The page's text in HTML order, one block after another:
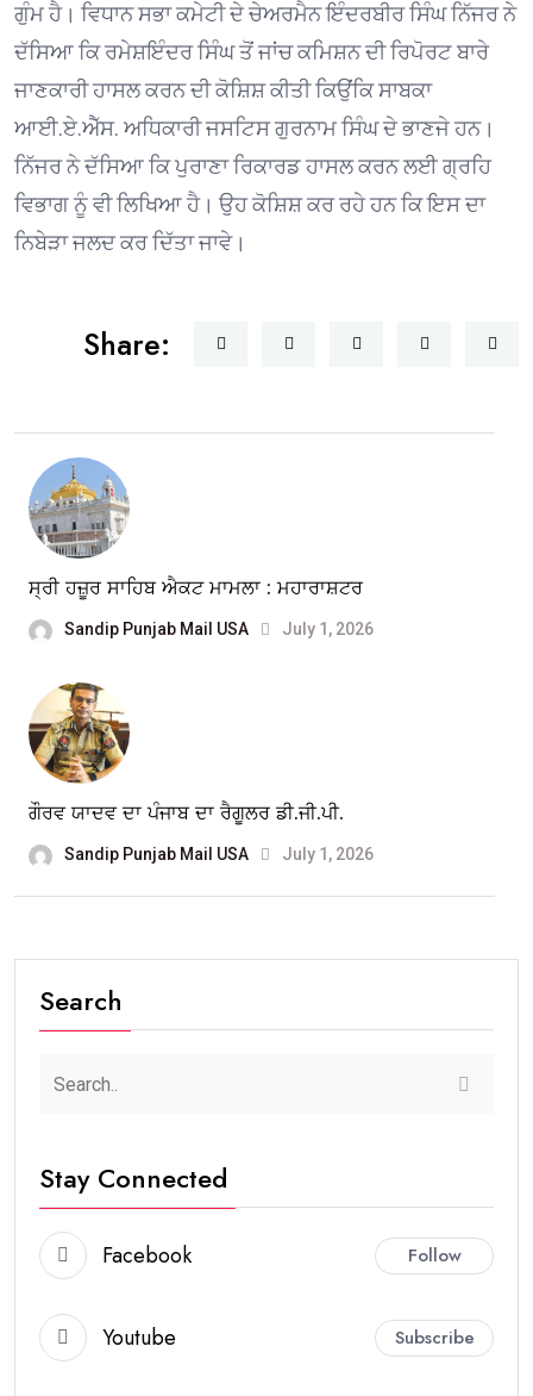
ਗੁੰਮ ਹੈ। ਵਿਧਾਨ ਸਭਾ ਕਮੇਟੀ ਦੇ ਚੇਅਰਮੈਨ ਇੰਦਰਬੀਰ ਸਿੰਘ ਨਿੱਜਰ ਨੇ
ਦੱਸਿਆ ਕਿ ਰਮੇਸ਼ਇੰਦਰ ਸਿੰਘ ਤੋਂ ਜਾਂਚ ਕਮਿਸ਼ਨ ਦੀ ਰਿਪੋਰਟ ਬਾਰੇ
ਜਾਣਕਾਰੀ ਹਾਸਲ ਕਰਨ ਦੀ ਕੋਸ਼ਿਸ਼ ਕੀਤੀ ਕਿਉਂਕਿ ਸਾਬਕਾ
ਆਈ.ਏ.ਐੱਸ. ਅਧਿਕਾਰੀ ਜਸਟਿਸ ਗੁਰਨਾਮ ਸਿੰਘ ਦੇ ਭਾਣਜੇ ਹਨ।
ਨਿੱਜਰ ਨੇ ਦੱਸਿਆ ਕਿ ਪੁਰਾਣਾ ਰਿਕਾਰਡ ਹਾਸਲ ਕਰਨ ਲਈ ਗ੍ਰਹਿ
ਵਿਭਾਗ ਨੂੰ ਵੀ ਲਿਖਿਆ ਹੈ। ਉਹ ਕੋਸ਼ਿਸ਼ ਕਰ ਰਹੇ ਹਨ ਕਿ ਇਸ ਦਾ
ਨਿਬੇੜਾ ਜਲਦ ਕਰ ਦਿੱਤਾ ਜਾਵੇ।
Share:
ਸ੍ਰੀ ਹਜ਼ੂਰ ਸਾਹਿਬ ਐਕਟ ਮਾਮਲਾ : ਮਹਾਰਾਸ਼ਟਰ
Sandip Punjab Mail USA July 1, 2026
ਗੌਰਵ ਯਾਦਵ ਦਾ ਪੰਜਾਬ ਦਾ ਰੈਗੂਲਰ ਡੀ.ਜੀ.ਪੀ.
Sandip Punjab Mail USA July 1, 2026
Search
Stay Connected
Facebook Follow
Youtube Subscribe